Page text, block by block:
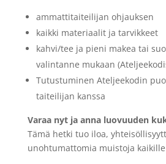
ammattitaiteilijan ohjauksen
kaikki materiaalit ja tarvikkeet
kahvi/tee ja pieni makea tai
valintanne mukaan
Tutustuminen Ateljeekodin
taiteilijan kanssa
Varaa nyt ja anna luovuuden
Tämä hetki tuo iloa,
unohtumattomia muistoja